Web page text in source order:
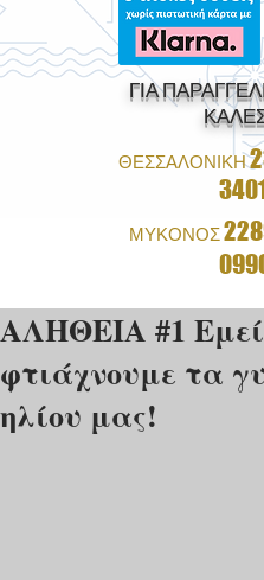
ΓΙΑ
ΘΕΣΣΑΛΟΝΙΚΗ
ΜΥΚΟΝΟΣ
ΑΛΗΘΕΙΑ #1
φτιάχνουμε τα
ηλίου μας!